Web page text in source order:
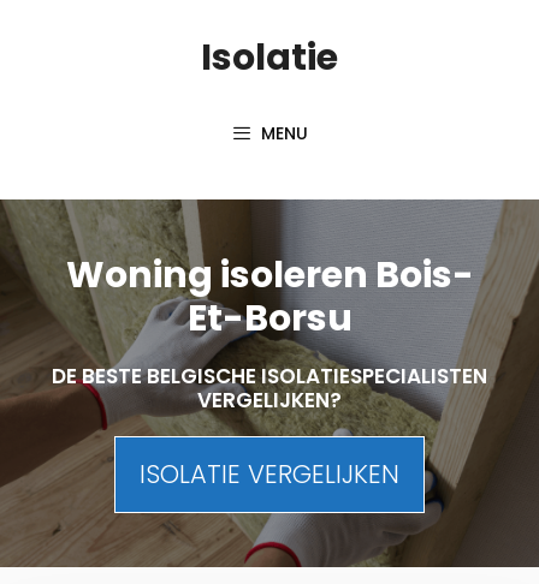
Isolatie
MENU
Woning isoleren Bois-
Et-Borsu
DE BESTE BELGISCHE ISOLATIESPECIALISTEN
VERGELIJKEN?
ISOLATIE VERGELIJKEN